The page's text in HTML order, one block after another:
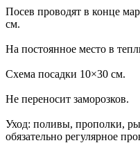
Посев проводят в конце
см.
На постоянное место в
Схема посадки 10×30 см.
Не переносит заморозков.
Уход: поливы, прополки,
обязательно регулярное